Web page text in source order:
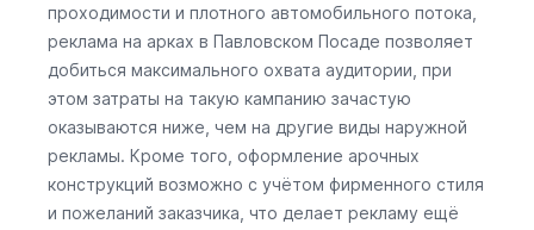
проходимости и плотного автомобильного потока,
реклама на арках в Павловском Посаде позволяет
добиться максимального охвата аудитории, при
этом затраты на такую кампанию зачастую
оказываются ниже, чем на другие виды наружной
рекламы. Кроме того, оформление арочных
конструкций возможно с учётом фирменного стиля
и пожеланий заказчика, что делает рекламу ещё